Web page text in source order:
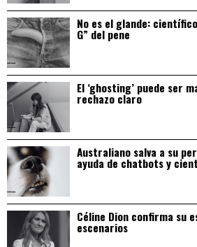
No es el glande:
G” del pene
El ‘ghosting’ puede ser
rechazo claro
Australiano salva a su
ayuda de chatbots y
Céline Dion confirma su
escenarios